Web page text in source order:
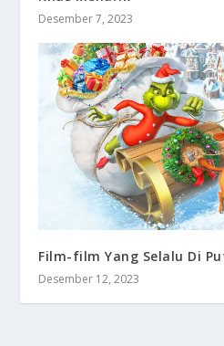
Desember 7, 2023
Film-film Yang Selalu Di
Desember 12, 2023